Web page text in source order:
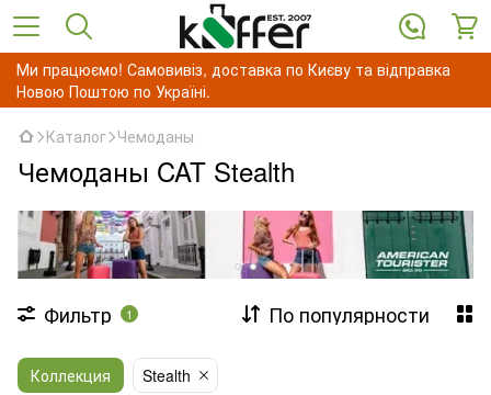
Ми працюємо! Самовивіз, доставка по Києву та відправка
Новою Поштою по Україні.
Каталог Чемоданы
Чемоданы CAT Stealth
Фильтр 1 По популярности
Коллекция Stealth